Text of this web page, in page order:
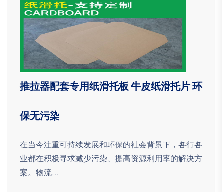
推拉器配套专用纸滑托板 牛皮纸滑托片 环
保无污染
在当今注重可持续发展和环保的社会背景下，各行各
业都在积极寻求减少污染、提高资源利用率的解决方
案。物流...